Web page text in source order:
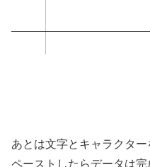
あとは文字とキャラクタ
ペーストしたらデータは完